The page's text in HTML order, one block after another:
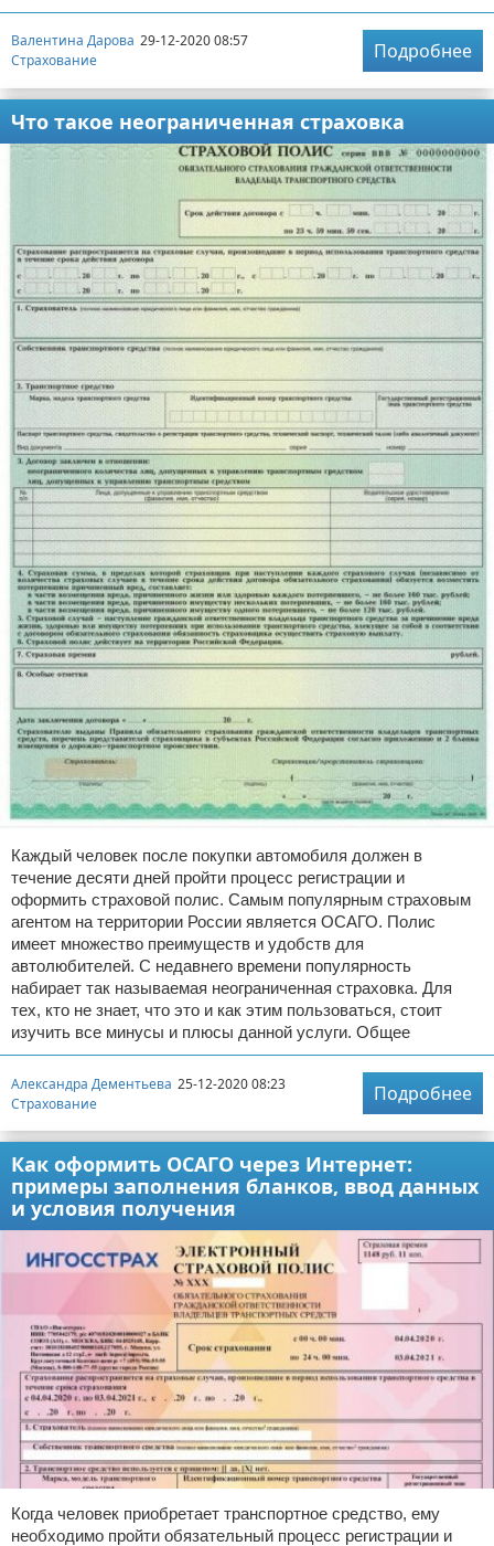
Валентина Дарова 29-12-2020 08:57
Страхование
Подробнее
Что такое неограниченная страховка
Каждый человек после покупки автомобиля должен в
течение десяти дней пройти процесс регистрации и
оформить страховой полис. Самым популярным страховым
агентом на территории России является ОСАГО. Полис
имеет множество преимуществ и удобств для
автолюбителей. С недавнего времени популярность
набирает так называемая неограниченная страховка. Для
тех, кто не знает, что это и как этим пользоваться, стоит
изучить все минусы и плюсы данной услуги. Общее
Александра Дементьева 25-12-2020 08:23
Страхование
Подробнее
Как оформить ОСАГО через Интернет:
примеры заполнения бланков, ввод данных
и условия получения
Когда человек приобретает транспортное средство, ему
необходимо пройти обязательный процесс регистрации и